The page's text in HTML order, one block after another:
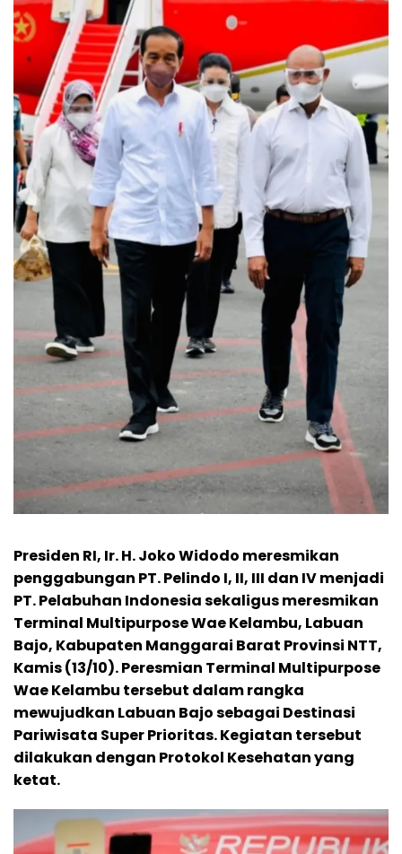
Presiden RI, Ir. H. Joko Widodo meresmikan
penggabungan PT. Pelindo I, II, III dan IV menjadi
PT. Pelabuhan Indonesia sekaligus meresmikan
Terminal Multipurpose Wae Kelambu, Labuan
Bajo, Kabupaten Manggarai Barat Provinsi NTT,
Kamis (13/10). Peresmian Terminal Multipurpose
Wae Kelambu tersebut dalam rangka
mewujudkan Labuan Bajo sebagai Destinasi
Pariwisata Super Prioritas. Kegiatan tersebut
dilakukan dengan Protokol Kesehatan yang
ketat.